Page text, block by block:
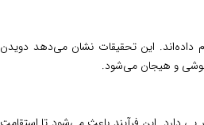
داده‌اند. این تحقیقات نشان می‌دهد دویدن
و هیجان می‌شود.